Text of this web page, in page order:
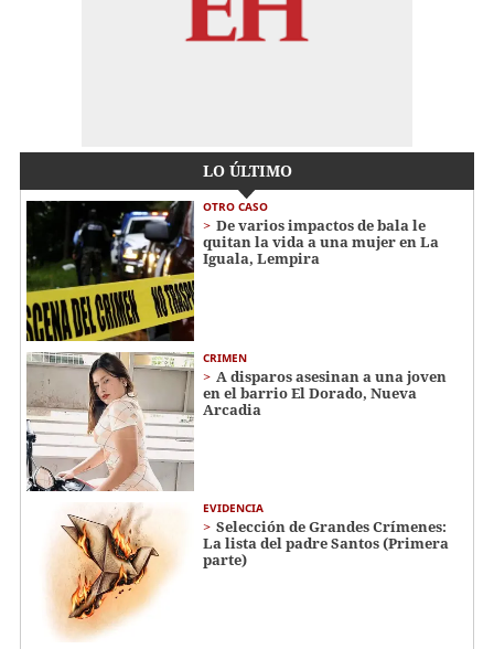
LO ÚLTIMO
OTRO CASO
De varios impactos de bala le
quitan la vida a una mujer en La
Iguala, Lempira
CRIMEN
A disparos asesinan a una joven
en el barrio El Dorado, Nueva
Arcadia
EVIDENCIA
Selección de Grandes Crímenes:
La lista del padre Santos (Primera
parte)